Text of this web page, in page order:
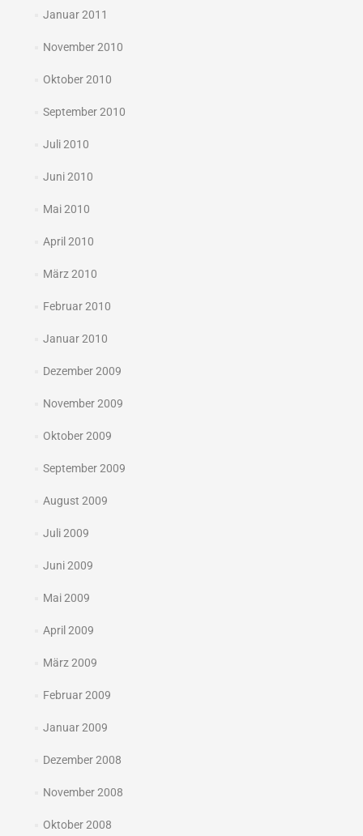
Januar 2011
November 2010
Oktober 2010
September 2010
Juli 2010
Juni 2010
Mai 2010
April 2010
März 2010
Februar 2010
Januar 2010
Dezember 2009
November 2009
Oktober 2009
September 2009
August 2009
Juli 2009
Juni 2009
Mai 2009
April 2009
März 2009
Februar 2009
Januar 2009
Dezember 2008
November 2008
Oktober 2008